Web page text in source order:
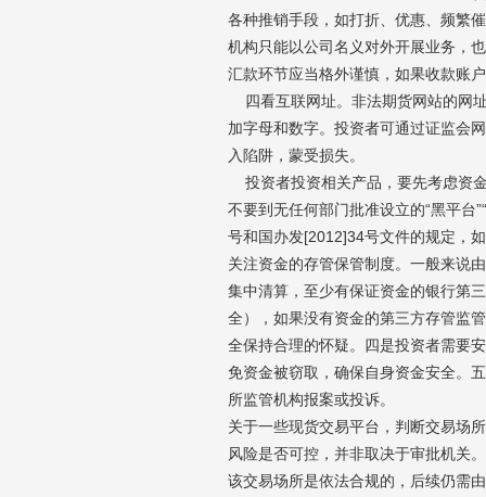
各种推销手段，如打折、优惠、频繁
机构只能以公司名义对外开展业务，
汇款环节应当格外谨慎，如果收款账
四看互联网址。非法期货网站的网
加字母和数字。投资者可通过证监会
入陷阱，蒙受损失。
投资者投资相关产品，要先考虑资
不要到无任何部门批准设立的“黑平台
号和国办发[2012]34号文件的规定，
关注资金的存管保管制度。一般来说
集中清算，至少有保证资金的银行第
全），如果没有资金的第三方存管监
全保持合理的怀疑。四是投资者需要
免资金被窃取，确保自身资金安全。
所监管机构报案或投诉。
关于一些现货交易平台，判断交易场
风险是否可控，并非取决于审批机关
该交易场所是依法合规的，后续仍需